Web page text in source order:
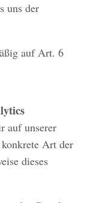
uns der
auf Art. 6
auf unserer
Art der
dieses